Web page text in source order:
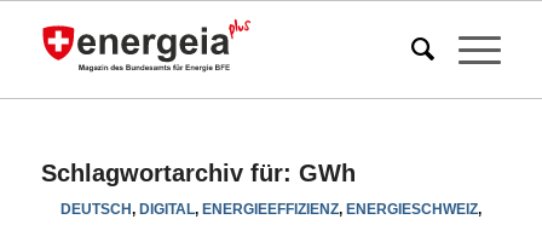
Schlagwortarchiv für: GWh
DEUTSCH, DIGITAL, ENERGIEEFFIZIENZ, ENERGIESCHWEIZ,